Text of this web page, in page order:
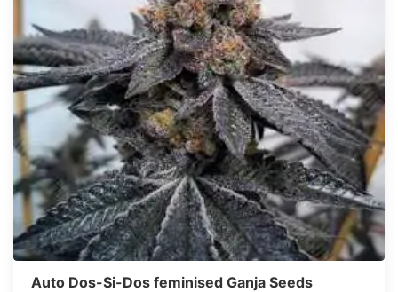
Auto Dos-Si-Dos feminised Ganja Seeds